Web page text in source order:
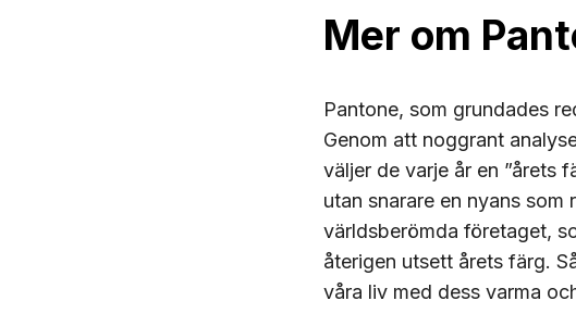
Mer om
Pantone, som grundades
Genom att noggrant
väljer de varje år en ”årets
utan snarare en nyans
världsberömda företaget,
återigen utsett årets färg.
våra liv med dess varma